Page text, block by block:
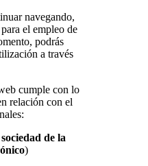
navegando,
el empleo de
podrás
a través
cumple con lo
relación con el
de la
)